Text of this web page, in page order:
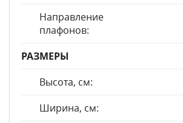
Направление
плафонов:
РАЗМЕРЫ
Высота, см:
Ширина, см: